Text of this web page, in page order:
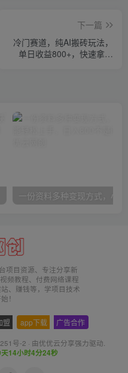
下一篇
冷门赛道，纯AI搬砖玩法，
单日收益800+，快速拿结
项目资源、专注分享新
频教程、付费网络课程
、赚钱等，学项目技术
！
盟 app下载 广告合作
号-2 · 由优优云分享强力驱动.
14小时4分25秒